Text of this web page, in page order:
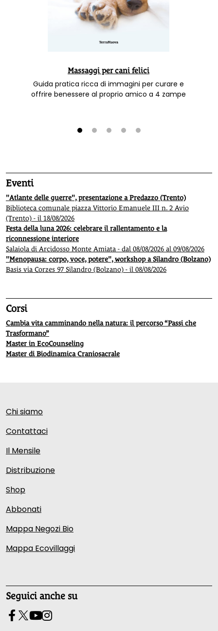
Massaggi per cani felici
Guida pratica ricca di immagini per curare e
offrire benessere al proprio amico a 4 zampe
Eventi
"Atlante delle guerre", presentazione a Predazzo (Trento)
Biblioteca comunale piazza Vittorio Emanuele III n. 2 Avio
(Trento) - il 18/08/2026
Festa della luna 2026: celebrare il rallentamento e la
riconnessione interiore
Salaiola di Arcidosso Monte Amiata - dal 08/08/2026 al 09/08/2026
"Menopausa: corpo, voce, potere", workshop a Silandro (Bolzano)
Basis via Corzes 97 Silandro (Bolzano) - il 08/08/2026
Corsi
Cambia vita camminando nella natura: il percorso “Passi che
Trasformano”
Master in EcoCounseling
Master di Biodinamica Craniosacrale
Chi siamo
Contattaci
Il Mensile
Distribuzione
Shop
Abbonati
Mappa Negozi Bio
Mappa Ecovillaggi
Seguici anche su